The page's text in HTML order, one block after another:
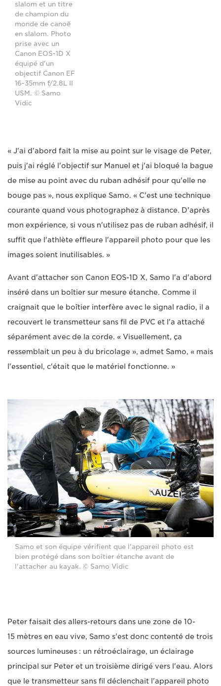
slalom et un titre
de champion du
monde de canoë
en slalom. Photo
prise avec un
Canon EOS-1D X
équipé d'un
objectif Canon EF
16-35mm f/2.8L II
USM. © Samo
Vidic
« J'ai d'abord fait la mise au point sur le visage de Peter,
puis j'ai réglé l'objectif sur Manuel et j'ai bloqué la bague
de mise au point avec du ruban adhésif pour qu'elle ne
bouge pas », nous explique Samo. « C'est une technique
courante quand vous photographez à distance. D'après
mon expérience, si vous n'utilisez pas de ruban adhésif, il
suffit que l'athlète effleure l'appareil photo pour que les
images soient inutilisables. »
Avant d'attacher son Canon EOS-1D X, Samo l'a d'abord
inséré dans un boîtier sur mesure étanche. Comme il
craignait que le boîtier interfère avec le signal radio, il a
recouvert le transmetteur sans fil de PVC et l'a attaché
séparément avec de la corde. « Visuellement, ça
ressemblait un peu à du bricolage », admet Samo, « mais
l'essentiel, c'était que le matériel fonctionne. »
Samo et son équipe vérifient que l'appareil photo est
bien protégé dans son boîtier étanche avant de
l'attacher au kayak. © Samo Vidic
Peter faisait des allers-retours dans une zone de 10-
15 mètres en eau vive, Samo s'est donc contenté de trois
sources lumineuses : un rétroéclairage, un éclairage
principal sur Peter et un troisième dirigé vers l'eau. Alors
que le transmetteur sans fil déclenchait l'appareil photo